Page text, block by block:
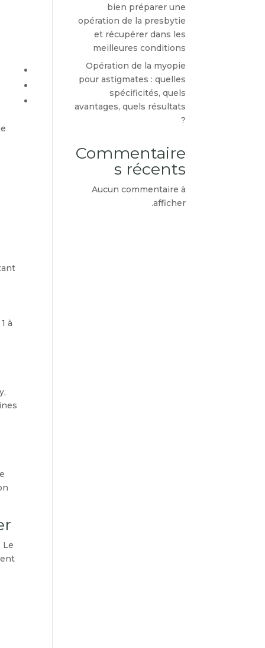
à
Le
bien préparer une
opération de la presbytie
et récupérer dans les
meilleures conditions
Opération de la myopie
pour astigmates : quelles
spécificités, quels
avantages, quels résultats
?
Commentaire
s récents
Aucun commentaire à
afficher.